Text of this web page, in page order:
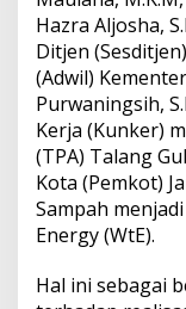
Hazra Aljosha,
Ditjen
(Adwil)
Purwaningsih,
Kerja (Kunker)
(TPA) Talang
Kota (Pemkot)
Sampah
Energy (WtE).
Hal ini sebagai